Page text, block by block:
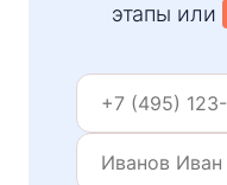
этапы или